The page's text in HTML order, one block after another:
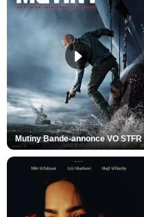
Mutiny Bande-annonce VO STFR